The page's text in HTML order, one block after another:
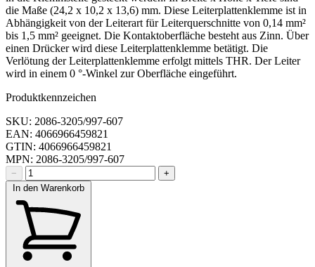
die Maße (24,2 x 10,2 x 13,6) mm. Diese Leiterplattenklemme ist in
Abhängigkeit von der Leiterart für Leiterquerschnitte von 0,14 mm²
bis 1,5 mm² geeignet. Die Kontaktoberfläche besteht aus Zinn. Über
einen Drücker wird diese Leiterplattenklemme betätigt. Die
Verlötung der Leiterplattenklemme erfolgt mittels THR. Der Leiter
wird in einem 0 °-Winkel zur Oberfläche eingeführt.
Produktkennzeichen
SKU: 2086-3205/997-607
EAN: 4066966459821
GTIN: 4066966459821
MPN: 2086-3205/997-607
−
+
In den Warenkorb